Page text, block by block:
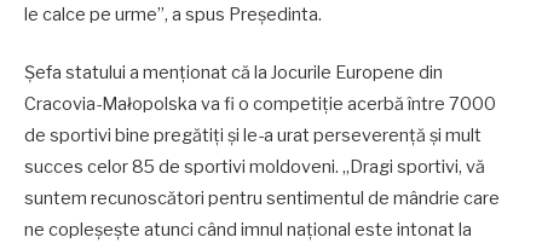
le calce pe urme”, a spus Președinta.
Șefa statului a menționat că la Jocurile Europene din
Cracovia-Małopolska va fi o competiție acerbă între 7000
de sportivi bine pregătiți și le-a urat perseverență și mult
succes celor 85 de sportivi moldoveni. „Dragi sportivi, vă
suntem recunoscători pentru sentimentul de mândrie care
ne copleșește atunci când imnul național este intonat la